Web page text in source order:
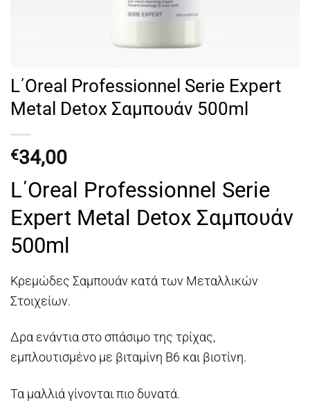
L΄Oreal Professionnel Serie Expert
Metal Detox Σαμπουάν 500ml
€34,00
L΄Oreal Professionnel Serie
Expert Metal Detox Σαμπουάν
500ml
Κρεμώδες Σαμπουάν κατά των Μεταλλικών
Στοιχείων.
Δρα ενάντια στο σπάσιμο της τρίχας,
εμπλουτισμένο με βιταμίνη Β6 και βιοτίνη.
Τα μαλλιά γίνονται πιο δυνατά.